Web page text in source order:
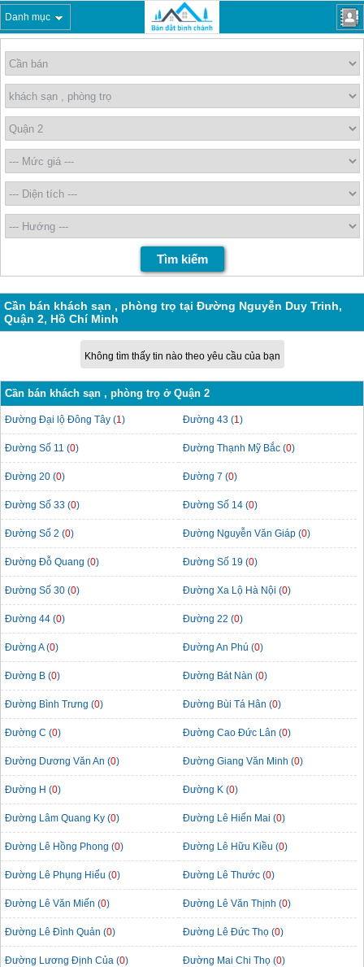
Danh mục
Cần bán khách sạn , phòng trọ tại Đường Nguyễn Duy Trinh,
Quận 2, Hồ Chí Minh
Không tìm thấy tin nào theo yêu cầu của bạn
Cần bán khách sạn , phòng trọ ở Quận 2
Đường Đại lộ Đông Tây (1) Đường 43 (1)
Đường Số 11 (0) Đường Thạnh Mỹ Bắc (0)
Đường 20 (0) Đường 7 (0)
Đường Số 33 (0) Đường Số 14 (0)
Đường Số 2 (0) Đường Nguyễn Văn Giáp (0)
Đường Đỗ Quang (0) Đường Số 19 (0)
Đường Số 30 (0) Đường Xa Lộ Hà Nội (0)
Đường 44 (0) Đường 22 (0)
Đường A (0) Đường An Phú (0)
Đường B (0) Đường Bát Nàn (0)
Đường Bình Trưng (0) Đường Bùi Tá Hân (0)
Đường C (0) Đường Cao Đức Lân (0)
Đường Dương Văn An (0) Đường Giang Văn Minh (0)
Đường H (0) Đường K (0)
Đường Lâm Quang Ky (0) Đường Lê Hiến Mai (0)
Đường Lê Hồng Phong (0) Đường Lê Hữu Kiều (0)
Đường Lê Phụng Hiểu (0) Đường Lê Thước (0)
Đường Lê Văn Miến (0) Đường Lê Văn Thịnh (0)
Đường Lê Đình Quản (0) Đường Lê Đức Thọ (0)
Đường Lương Định Của (0) Đường Mai Chi Thọ (0)